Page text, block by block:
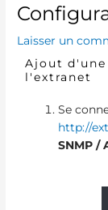
Laisser un
Ajout d'une
l'extranet
Se
http://
SNMP /